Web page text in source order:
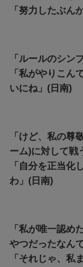
「努力したぶん
「ルールのシン
「私がやりこん
いにね」(日南)
「けど、私の尊
ーム)に対して戦
「自分を正当化
わ」(日南)
「私が唯一認め
やつだったなんて
「それじゃ、私